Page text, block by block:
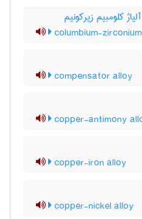
کلومبیم زیرکونیم
columbium-
compensator alloy
copper-antimony
copper-iron alloy
copper-nickel alloy